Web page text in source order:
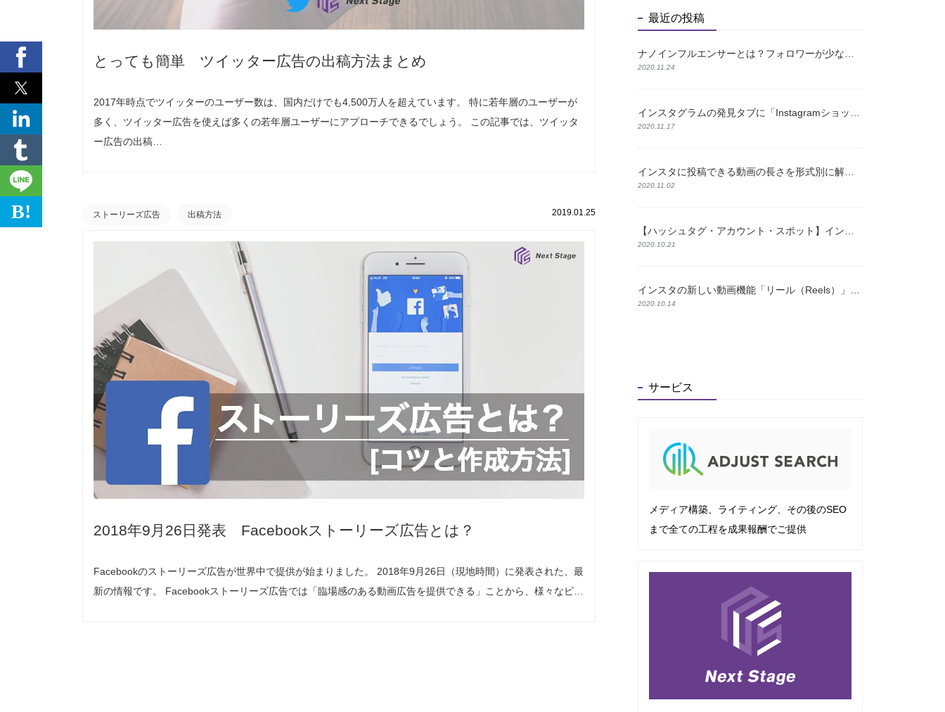
B!
とっても簡単 ツイッター広告の出稿方法まとめ
2017年時点でツイッターのユーザー数は、国内だけでも4,500万人を超えています。 特に若年層のユーザーが
多く、ツイッター広告を使えば多くの若年層ユーザーにアプローチできるでしょう。 この記事では、ツイッタ
ー広告の出稿…
ストーリーズ広告 出稿方法 2019.01.25
2018年9月26日発表 Facebookストーリーズ広告とは？
Facebookのストーリーズ広告が世界中で提供が始まりました。 2018年9月26日（現地時間）に発表された、最
新の情報です。 Facebookストーリーズ広告では「臨場感のある動画広告を提供できる」ことから、様々なビ…
最近の投稿
ナノインフルエンサーとは？フォロワーが少なくても成果が出る理由と探し方を解説
2020.11.24
インスタグラムの発見タブに「Instagramショップ」が新たに登場！
2020.11.17
インスタに投稿できる動画の長さを形式別に解説！おすすめの編集方法も紹介
2020.11.02
【ハッシュタグ・アカウント・スポット】インスタの検索機能と使い方について解説
2020.10.21
インスタの新しい動画機能「リール（Reels）」とは？特徴と使い方をわかりやすく解説
2020.10.14
サービス
メディア構築、ライティング、その後のSEO
まで全ての工程を成果報酬でご提供